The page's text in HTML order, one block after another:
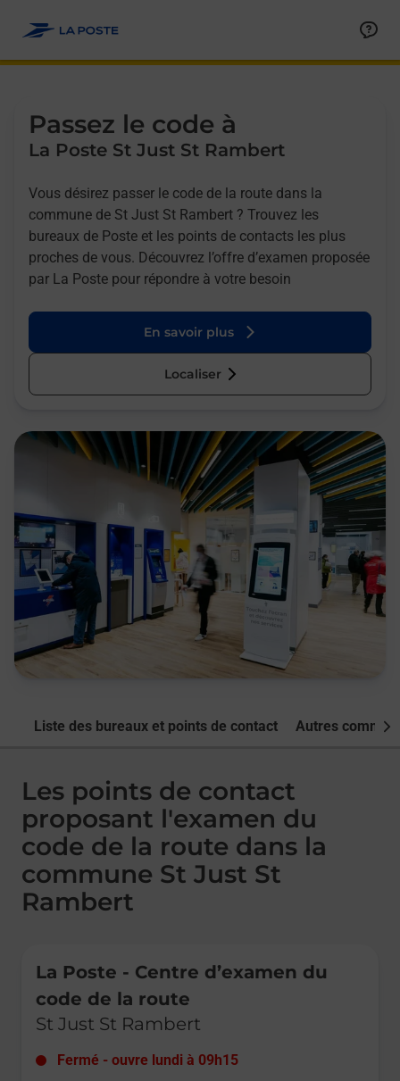
Passez le code à
La Poste St Just St Rambert
Vous désirez passer le code de la route dans la
commune de St Just St Rambert ? Trouvez les
bureaux de Poste et les points de contacts les plus
proches de vous. Découvrez l’offre d’examen proposée
par La Poste pour répondre à votre besoin
En savoir plus
Localiser
Liste des bureaux et points de contact Autres
Les points de contact
proposant l'examen du
code de la route dans la
commune St Just St
Rambert
La Poste - Centre d’examen du
code de la route
St Just St Rambert
Fermé - ouvre lundi à 09h15